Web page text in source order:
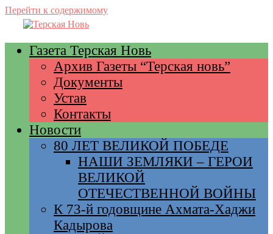
Перейти к содержимому
Газета Терская Новь
Архив Газеты “Терская новь”
Документы
Устав
Контакты
Новости
80 ЛЕТ ВЕЛИКОЙ ПОБЕДЕ
НАШИ ЗЕМЛЯКИ – ГЕРОИ
ВЕЛИКОЙ
ОТЕЧЕСТВЕННОЙ ВОЙНЫ
К 73-й годовщине Ахмата-Хаджи
Кадырова